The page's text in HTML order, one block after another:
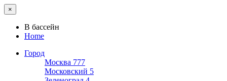
×
В бассейн
Home
Город
Москва 777
Московский 5